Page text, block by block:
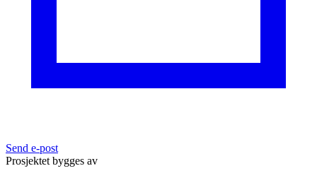
Send e-post
Prosjektet bygges av